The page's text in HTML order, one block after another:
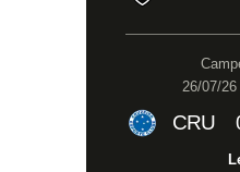
26/07/
CRU